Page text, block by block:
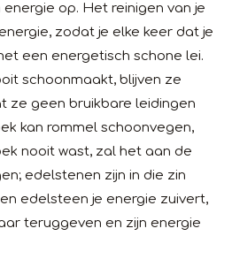
op. Het reinigen van je
zodat je elke keer dat je
een energetisch schone lei.
schoonmaakt, blijven ze
ze geen bruikbare leidingen
kan rommel schoonvegen,
nooit wast, zal het aan de
edelstenen zijn in die zin
edelsteen je energie zuivert,
teruggeven en zijn energie